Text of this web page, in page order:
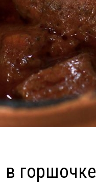
в горшочке